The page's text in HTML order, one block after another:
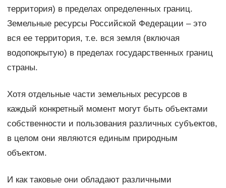
территория) в пределах определенных границ.
Земельные ресурсы Российской Федерации – это
вся ее территория, т.е. вся земля (включая
водопокрытую) в пределах государственных границ
страны.
Хотя отдельные части земельных ресурсов в
каждый конкретный момент могут быть объектами
собственности и пользования различных субъектов,
в целом они являются единым природным
объектом.
И как таковые они обладают различными